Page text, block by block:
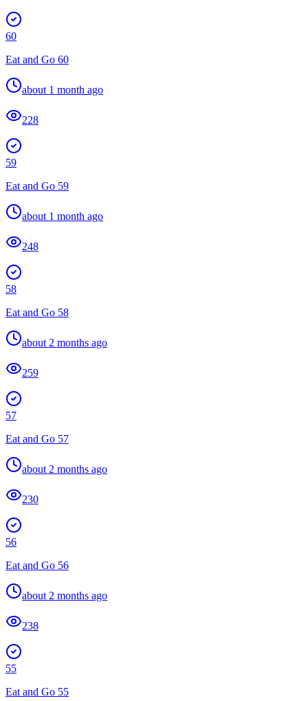
60
Eat and Go 60
about 1 month ago
228
59
Eat and Go 59
about 1 month ago
248
58
Eat and Go 58
about 2 months ago
259
57
Eat and Go 57
about 2 months ago
230
56
Eat and Go 56
about 2 months ago
238
55
Eat and Go 55